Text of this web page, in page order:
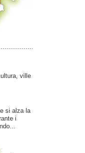
ville
si alza la
i